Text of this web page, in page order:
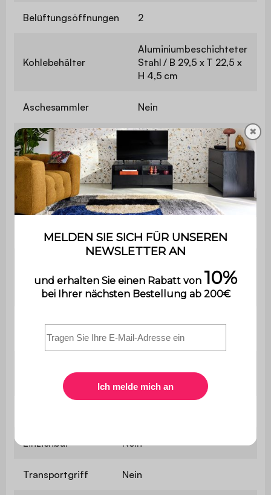
Belüftungsöffnungen 2
Kohlebehälter
Aluminiumbeschichteter
Stahl / B 29,5 x T 22,5 x
H 4,5 cm
Aschesammler Nein
Fettauffangschale Ja / L 49 x B 29 cm
Integriertes
Thermometer
Ja
Flaschenöffner Nein
Informationen
Modulen der Kollektion
Naxos
Anzahl der
Regalböden
2
Regalböden
Nein
Einziehbar Nein
Transportgriff Nein
✖